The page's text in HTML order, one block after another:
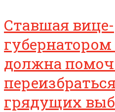
Ставшая вице-
должна
грядущих